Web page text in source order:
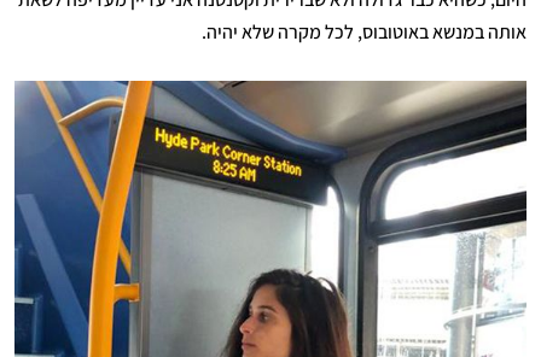
אותה במנשא באוטובוס, לכל מקרה שלא יהיה.